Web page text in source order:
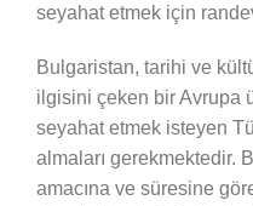
seyahat etmek için
Bulgaristan, tarihi ve
ilgisini çeken bir Avrupa
seyahat etmek isteyen
almaları gerekmektedir.
amacına ve süresine